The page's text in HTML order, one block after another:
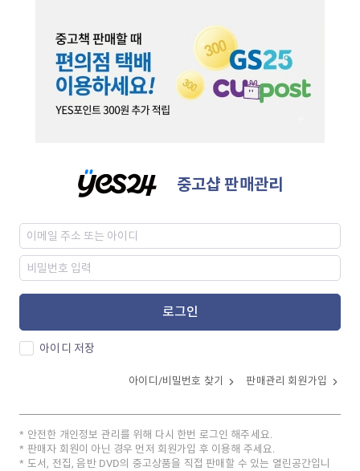
중고샵 판매관리
로그인
아이디 저장
아이디/비밀번호 찾기 판매관리 회원가입
안전한 개인정보 관리를 위해 다시 한번 로그인 해주세요.
판매자 회원이 아닌 경우 먼저 회원가입 후 이용해 주세요.
도서, 전집, 음반 DVD의 중고상품을 직접 판매할 수 있는 열린공간입니